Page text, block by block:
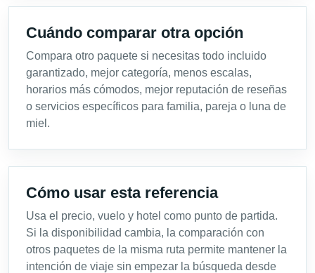
Cuándo comparar otra opción
Compara otro paquete si necesitas todo incluido
garantizado, mejor categoría, menos escalas,
horarios más cómodos, mejor reputación de reseñas
o servicios específicos para familia, pareja o luna de
miel.
Cómo usar esta referencia
Usa el precio, vuelo y hotel como punto de partida.
Si la disponibilidad cambia, la comparación con
otros paquetes de la misma ruta permite mantener la
intención de viaje sin empezar la búsqueda desde